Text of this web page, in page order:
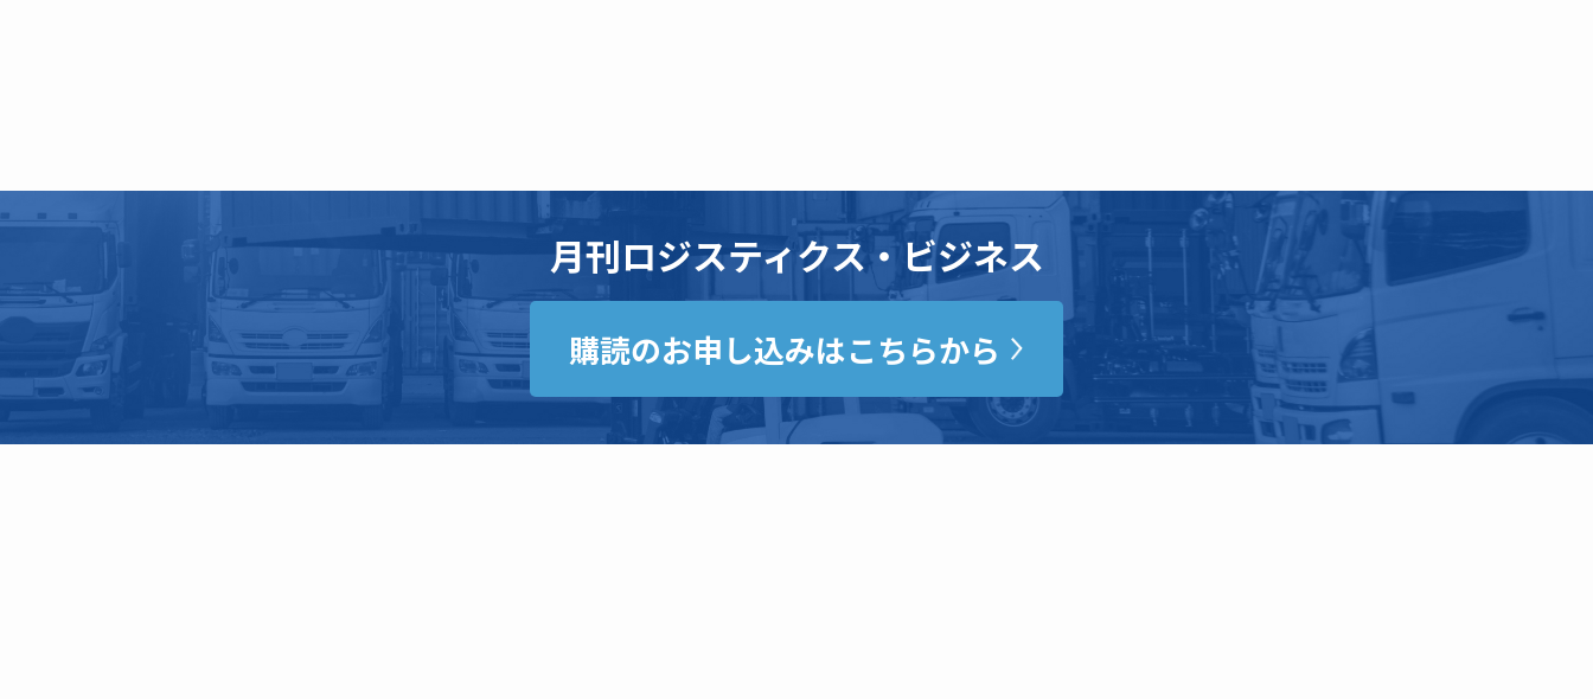
月刊ロジスティクス・ビジネス
購読のお申し込みはこちらから